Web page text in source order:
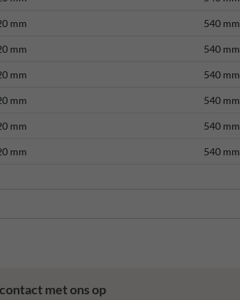
mm 540 mm
mm 540 mm
mm 540 mm
mm 540 mm
mm 540 mm
mm 540 mm
met ons op